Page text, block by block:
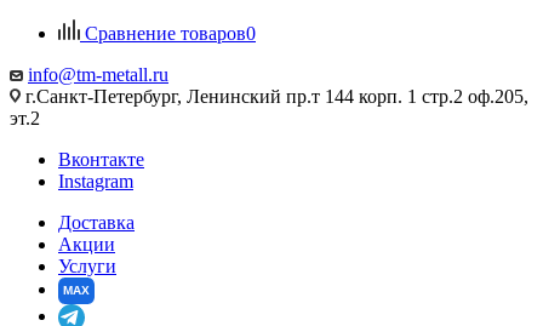
Сравнение товаров0
info@tm-metall.ru
г.Санкт-Петербург, Ленинский пр.т 144 корп. 1 стр.2 оф.205,
эт.2
Вконтакте
Instagram
Доставка
Акции
Услуги
MAX